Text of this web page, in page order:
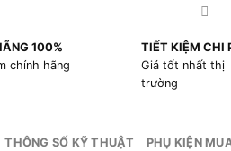
100%
chính hãng
TIẾT KIỆM CHI
Giá tốt nhất thị
trường
THÔNG SỐ KỸ THUẬT PHỤ KIỆN